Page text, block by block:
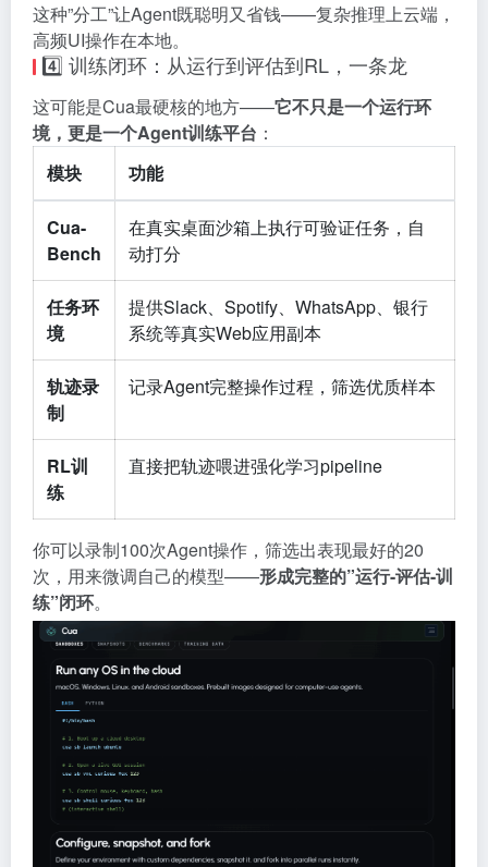
这种”分工”让Agent既聪明又省钱——复杂推理上云端，
高频UI操作在本地。
4️⃣ 训练闭环：从运行到评估到RL，一条龙
这可能是Cua最硬核的地方——它不只是一个运行环
境，更是一个Agent训练平台 ：
模块
功能
Cua-
Bench
在真实桌面沙箱上执行可验证任务，自
动打分
任务环
境
提供Slack、Spotify、WhatsApp、银行
系统等真实Web应用副本
轨迹录
制
记录Agent完整操作过程，筛选优质样本
RL训
练
直接把轨迹喂进强化学习pipeline
你可以录制100次Agent操作，筛选出表现最好的20
次，用来微调自己的模型——形成完整的”运行-评估-训
练”闭环。